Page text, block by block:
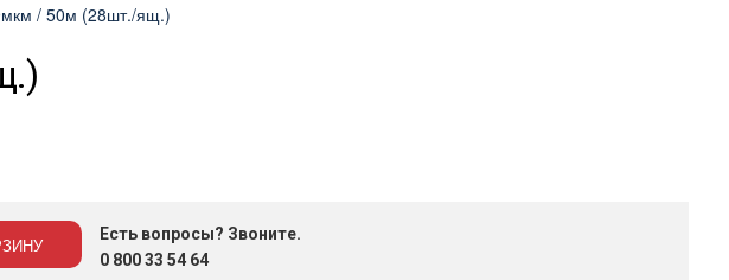
/ 50м (28шт./ящ.)
Есть вопросы? Звоните.
0 800 33 54 64